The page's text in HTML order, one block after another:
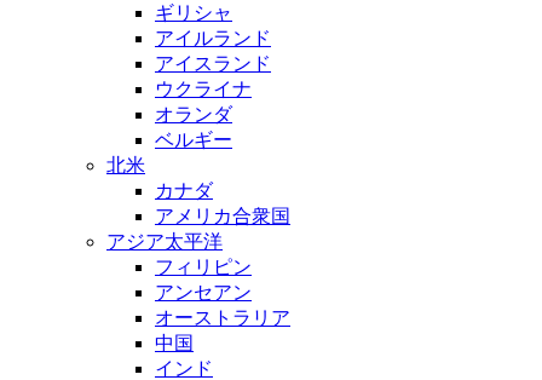
ギリシャ
アイルランド
アイスランド
ウクライナ
オランダ
ベルギー
北米
カナダ
アメリカ合衆国
アジア太平洋
フィリピン
アンセアン
オーストラリア
中国
インド